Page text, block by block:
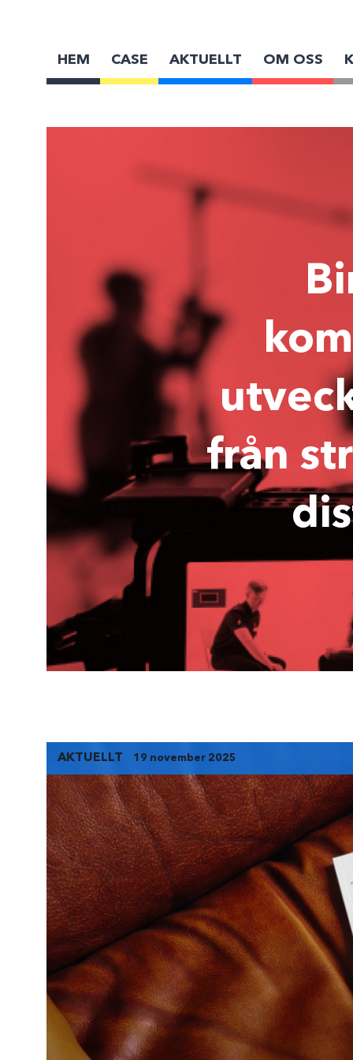
HEM CASE AKTUELLT OM OSS
från
AKTUELLT 19 november 2025